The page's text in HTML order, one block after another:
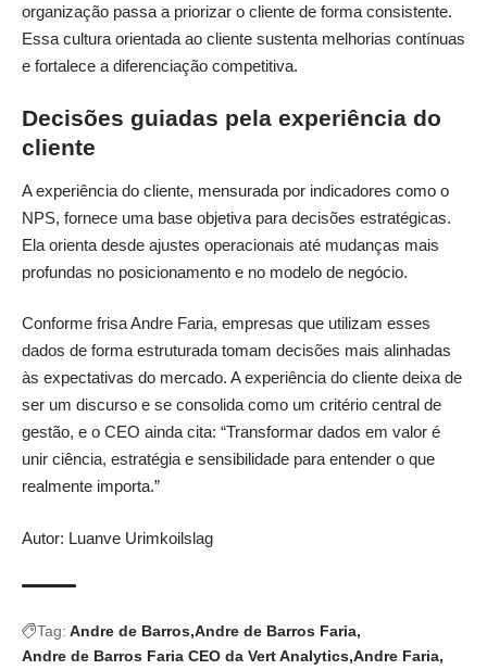
organização passa a priorizar o cliente de forma consistente.
Essa cultura orientada ao cliente sustenta melhorias contínuas
e fortalece a diferenciação competitiva.
Decisões guiadas pela experiência do
cliente
A experiência do cliente, mensurada por indicadores como o
NPS, fornece uma base objetiva para decisões estratégicas.
Ela orienta desde ajustes operacionais até mudanças mais
profundas no posicionamento e no modelo de negócio.
Conforme frisa Andre Faria, empresas que utilizam esses
dados de forma estruturada tomam decisões mais alinhadas
às expectativas do mercado. A experiência do cliente deixa de
ser um discurso e se consolida como um critério central de
gestão, e o CEO ainda cita: “Transformar dados em valor é
unir ciência, estratégia e sensibilidade para entender o que
realmente importa.”
Autor: Luanve Urimkoilslag
Tag: Andre de Barros Andre de Barros Faria
Andre de Barros Faria CEO da Vert Analytics Andre Faria